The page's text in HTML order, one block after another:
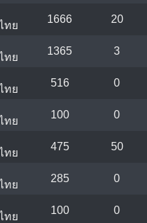
ทย
1666 20
ทย
1365 3
ทย
516 0
ทย
100 0
ทย
475 50
ทย
285 0
ทย
100 0